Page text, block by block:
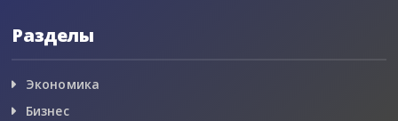
Разделы
Экономика
Бизнес